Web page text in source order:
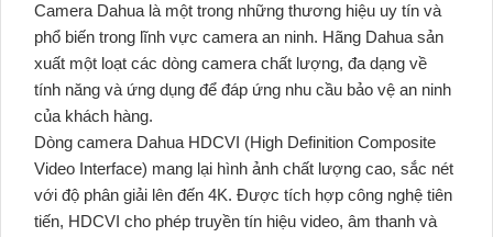
Camera Dahua là một trong những thương hiệu uy tín và
phổ biến trong lĩnh vực camera an ninh. Hãng Dahua sản
xuất một loạt các dòng camera chất lượng, đa dạng về
tính năng và ứng dụng để đáp ứng nhu cầu bảo vệ an ninh
của khách hàng.
Dòng camera Dahua HDCVI (High Definition Composite
Video Interface) mang lại hình ảnh chất lượng cao, sắc nét
với độ phân giải lên đến 4K. Được tích hợp công nghệ tiên
tiến, HDCVI cho phép truyền tín hiệu video, âm thanh và